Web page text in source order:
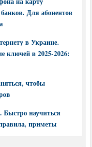
Для абонентов
в Украине.
ключей в 2025-2026:
чтобы
Быстро научиться
приметы